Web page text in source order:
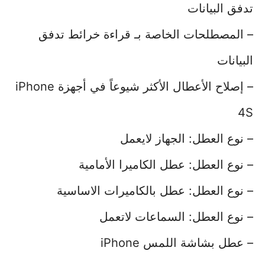
تدفق البيانات
– المصطلحات الخاصة بـ قراءة خرائط تدفق
البيانات
– إصلاح الأعطال الأكثر شيوعاً في أجهزة iPhone
4S
– نوع العطل: الجهاز لايعمل
– نوع العطل: عطل الكاميرا الأمامية
– نوع العطل: عطل بالكاميرات الاساسية
– نوع العطل: السماعات لاتعمل
– عطل بشاشة اللمس iPhone